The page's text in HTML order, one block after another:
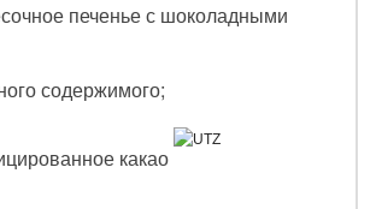
печенье с шоколадными
содержимого;
какао